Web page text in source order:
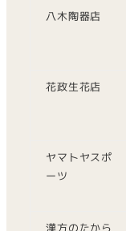
八木陶器店
花政生花店
ヤマトヤスポ
ーツ
漢方のたから